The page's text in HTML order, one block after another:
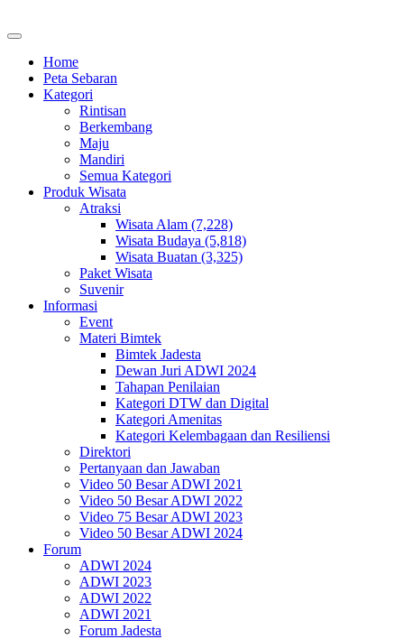
Home
Peta Sebaran
Kategori
Rintisan
Berkembang
Maju
Mandiri
Semua Kategori
Produk Wisata
Atraksi
Wisata Alam (7,228)
Wisata Budaya (5,818)
Wisata Buatan (3,325)
Paket Wisata
Suvenir
Informasi
Event
Materi Bimtek
Bimtek Jadesta
Dewan Juri ADWI 2024
Tahapan Penilaian
Kategori DTW dan Digital
Kategori Amenitas
Kategori Kelembagaan dan Resiliensi
Direktori
Pertanyaan dan Jawaban
Video 50 Besar ADWI 2021
Video 50 Besar ADWI 2022
Video 75 Besar ADWI 2023
Video 50 Besar ADWI 2024
Forum
ADWI 2024
ADWI 2023
ADWI 2022
ADWI 2021
Forum Jadesta